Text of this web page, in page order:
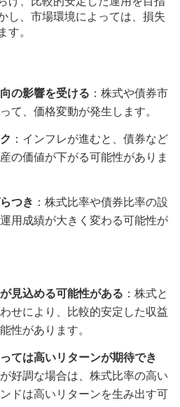
し、市場環境によっては、損失
す。
の影響を受ける ：株式や債券市
て、価格変動が発生します。
：インフレが進むと、債券など
の価値が下がる可能性がありま
つき ：株式比率や債券比率の設
用成績が大きく変わる可能性が
見込める可能性がある ：株式と
せにより、比較的安定した収益
性があります。
ては高いリターンが期待でき
が好調な場合は、株式比率の高い
ドは高いリターンを生み出す可